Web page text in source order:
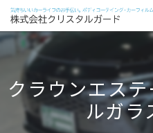
クラウンエス
ルガラ